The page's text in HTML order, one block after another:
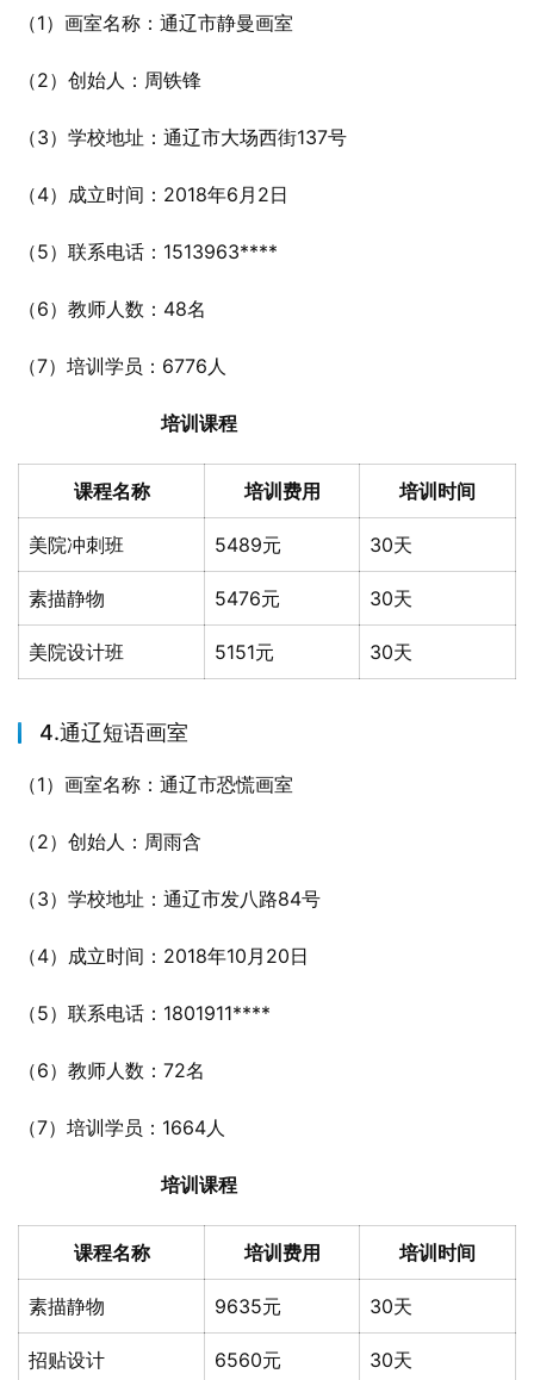
（1）画室名称：通辽市静曼画室
（2）创始人：周铁锋
（3）学校地址：通辽市大场西街137号
（4）成立时间：2018年6月2日
（5）联系电话：1513963****
（6）教师人数：48名
（7）培训学员：6776人
培训课程
课程名称 培训费用 培训时间
美院冲刺班 5489元 30天
素描静物 5476元 30天
美院设计班 5151元 30天
4.通辽短语画室
（1）画室名称：通辽市恐慌画室
（2）创始人：周雨含
（3）学校地址：通辽市发八路84号
（4）成立时间：2018年10月20日
（5）联系电话：1801911****
（6）教师人数：72名
（7）培训学员：1664人
培训课程
课程名称 培训费用 培训时间
素描静物 9635元 30天
招贴设计 6560元 30天